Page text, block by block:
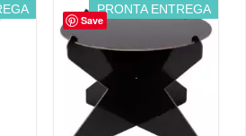
Save
PRONTA ENTREGA